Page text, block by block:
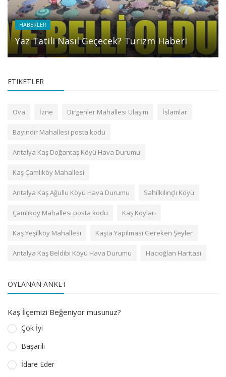
HABERLER
Yaz Tatili Nasıl Geçecek? Turizm Haberi
ETIKETLER
Ova İzne Dirgenler Mahallesi Ulaşım İslamlar
Bayındır Mahallesi posta kodu
Antalya Kaş Doğantaş Köyü Hava Durumu
Kaş Çamlıköy Mahallesi
Antalya Kaş Ağullu Köyü Hava Durumu Sahilkılınçlı Köyü
Çamlıköy Mahallesi posta kodu Kaş Koyları
Kaş Yeşilköy Mahallesi Kaşta Yapılması Gereken Şeyler
Antalya Kaş Beldibi Köyü Hava Durumu Hacıoğlan Haritası
OYLANAN ANKET
Kaş İlçemizi Beğeniyor musunuz?
Çok İyi
Başarılı
İdare Eder